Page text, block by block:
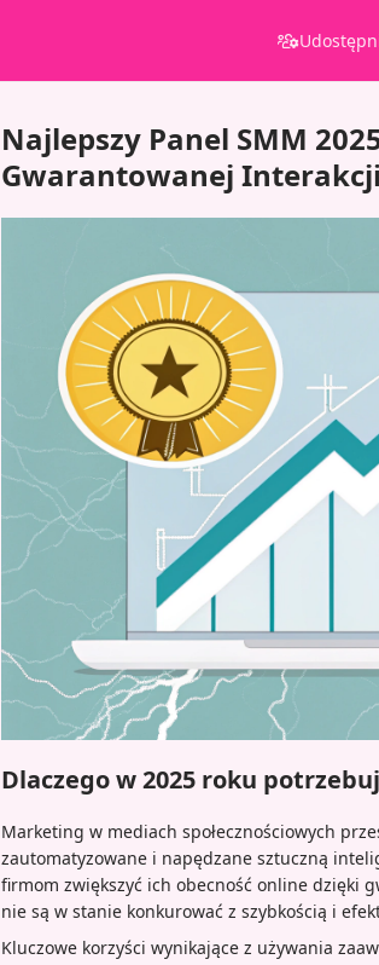
Najlepszy Panel SMM
Gwarantowanej
Dlaczego w 2025 roku
Marketing w mediach społecznościowych
zautomatyzowane i napędzane sztuczną
firmom zwiększyć ich obecność online dzięki
nie są w stanie konkurować z szybkością i
Kluczowe korzyści wynikające z używania